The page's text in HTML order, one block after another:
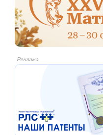
Реклама